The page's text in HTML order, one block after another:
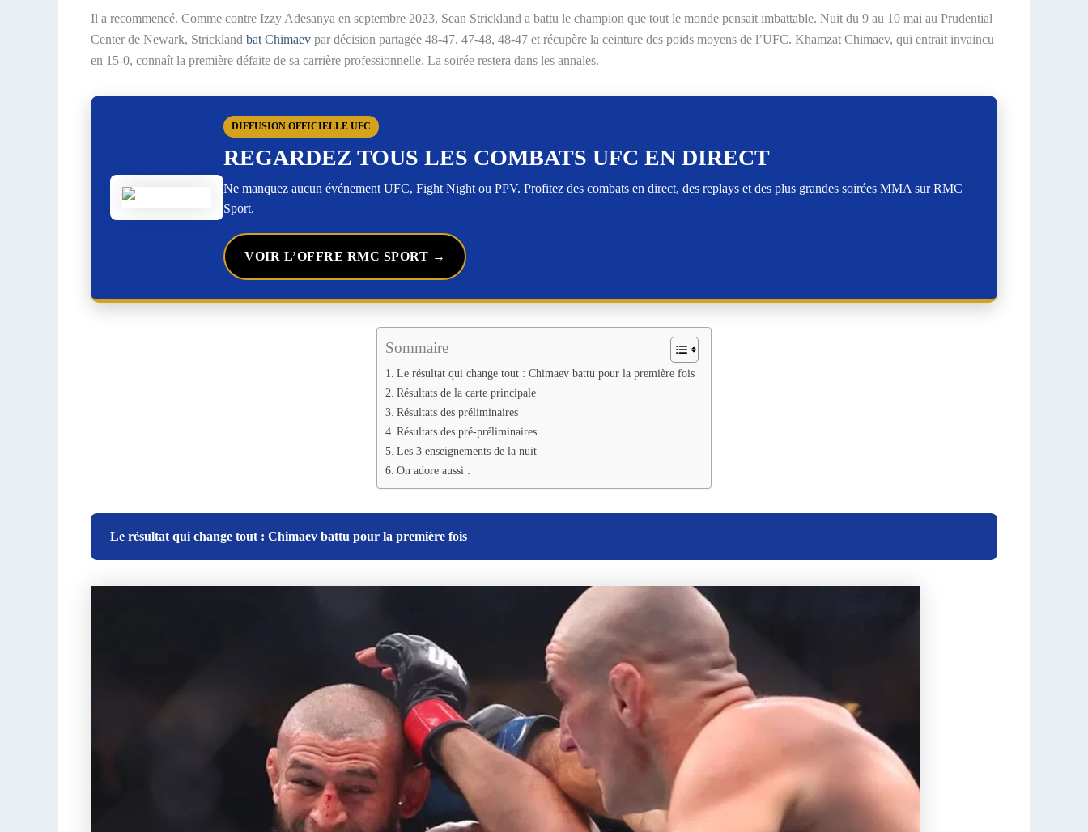
Il a recommencé. Comme contre Izzy Adesanya en septembre 2023, Sean Strickland a battu le champion que tout le monde pensait imbattable. Nuit du 9 au 10 mai au Prudential
Center de Newark, Strickland bat Chimaev par décision partagée 48-47, 47-48, 48-47 et récupère la ceinture des poids moyens de l’UFC. Khamzat Chimaev, qui entrait invaincu
en 15-0, connaît la première défaite de sa carrière professionnelle. La soirée restera dans les annales.
DIFFUSION OFFICIELLE UFC
REGARDEZ TOUS LES COMBATS UFC EN DIRECT
Ne manquez aucun événement UFC, Fight Night ou PPV. Profitez des combats en direct, des replays et des plus grandes soirées MMA sur RMC
Sport.
VOIR L’OFFRE RMC SPORT →
Sommaire
Le résultat qui change tout : Chimaev battu pour la première fois
Résultats de la carte principale
Résultats des préliminaires
Résultats des pré-préliminaires
Les 3 enseignements de la nuit
On adore aussi :
Le résultat qui change tout : Chimaev battu pour la première fois